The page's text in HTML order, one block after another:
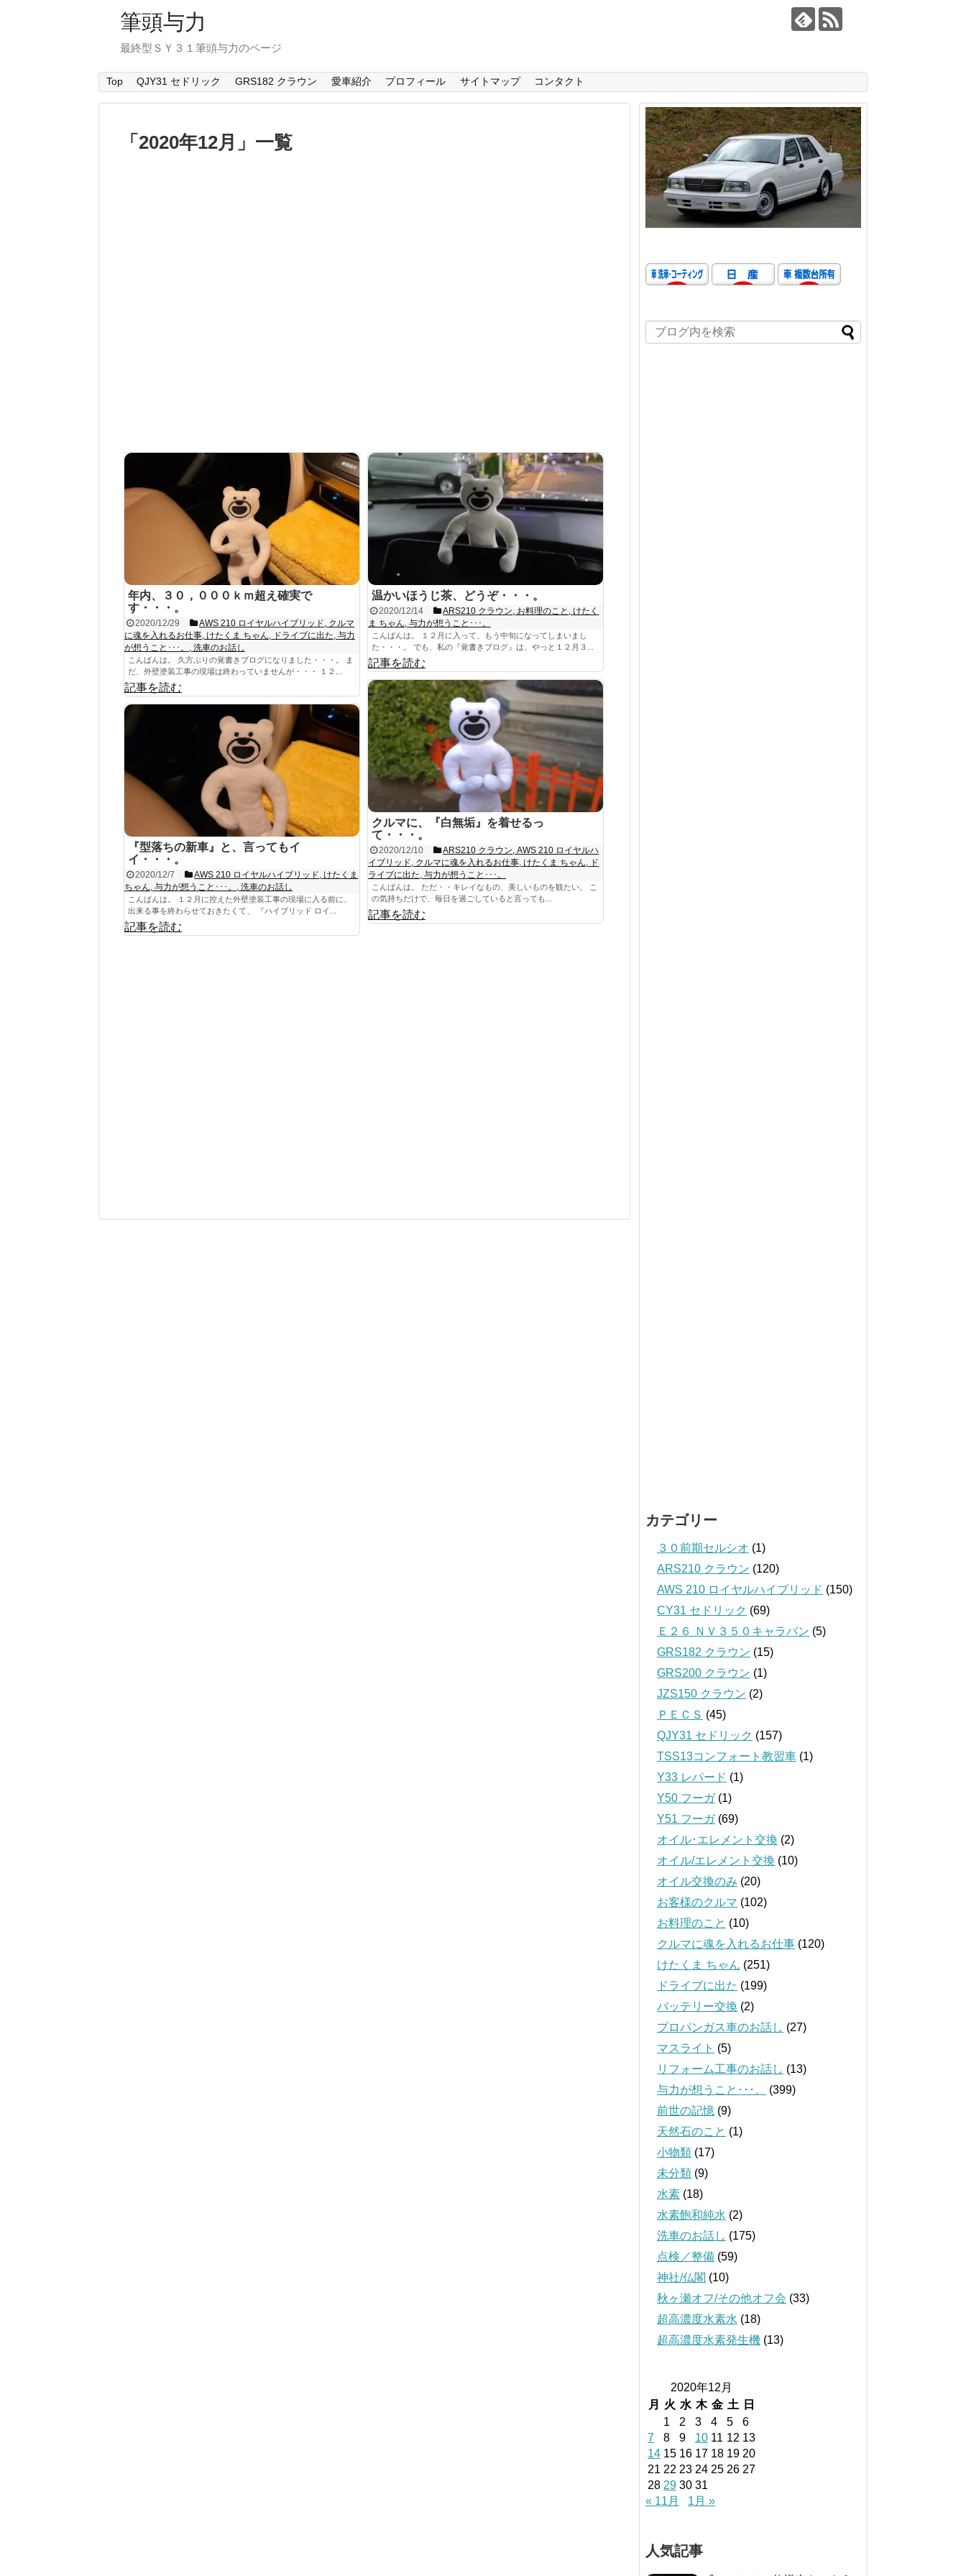
筆頭与力
最終型ＳＹ３１筆頭与力のページ
Top QJY31 セドリック GRS182 クラウン 愛車紹介 プロフィール サイトマップ コンタクト
「 2020年12月 」 一覧
年内、３０，０００ｋｍ超え確実で
す・・・。
2020/12/29 AWS 210 ロイヤルハイブリッド クルマ
に魂を入れるお仕事 けたくま ちゃん ドライブに出た 与力
が想うこと･･･。
洗車のお話し
こんばんは。 久方ぶりの覚書きブログになりました・・・。 ま
だ、外壁塗装工事の現場は終わっていませんが・・・ １２...
記事を読む
温かいほうじ茶、どうぞ・・・。
2020/12/14 ARS210 クラウン お料理のこと
けたく
ま ちゃん 与力が想うこと･･･。
こんばんは。 １２月に入って、もう中旬になってしまいまし
た・・・。 でも、私の『覚書きブログ』は、やっと１２月３...
記事を読む
クルマに、『白無垢』を着せるっ
て・・・。
2020/12/10 ARS210 クラウン ,AWS 210 ロイヤルハ
イブリッド クルマに魂を入れるお仕事 けたくま ちゃん
ド
ライブに出た 与力が想うこと･･･。
こんばんは。 ただ・・キレイなもの、美しいものを観たい。 こ
の気持ちだけで、毎日を過ごしていると言っても...
記事を読む
『型落ちの新車』と、言ってもイ
イ・・・。
2020/12/7 AWS 210 ロイヤルハイブリッド けたくま
ちゃん 与力が想うこと･･･。 洗車のお話し
こんばんは。 １２月に控えた外壁塗装工事の現場に入る前に、
出来る事を終わらせておきたくて、 『ハイブリッド ロイ...
記事を読む
カテゴリー
３０前期セルシオ (1)
ARS210 クラウン (120)
AWS 210 ロイヤルハイブリッド (150)
CY31 セドリック (69)
Ｅ２６ ＮＶ３５０キャラバン (5)
GRS182 クラウン (15)
GRS200 クラウン (1)
JZS150 クラウン (2)
ＰＥＣＳ (45)
QJY31 セドリック (157)
TSS13コンフォート教習車 (1)
Y33 レパード (1)
Y50 フーガ(1)
Y51 フーガ(69)
オイル･エレメント交換 (2)
オイル/エレメント交換 (10)
オイル交換のみ (20)
お客様のクルマ (102)
お料理のこと (10)
クルマに魂を入れるお仕事 (120)
けたくま ちゃん (251)
ドライブに出た (199)
バッテリー交換 (2)
プロパンガス車のお話し (27)
マスライト (5)
リフォーム工事のお話し (13)
与力が想うこと･･･。
(399)
前世の記憶 (9)
天然石のこと (1)
小物類 (17)
未分類 (9)
水素 (18)
水素飽和純水 (2)
洗車のお話し (175)
点検／整備 (59)
神社/仏閣 (10)
秋ヶ瀬オフ/その他オフ会 (33)
超高濃度水素水 (18)
超高濃度水素発生機 (13)
2020年12月
月
火 水 木 金 土
日
1
2 3 4 5
6
7
8 9 10 11 12 13
14 15 16 17 18 19 20
21 22 23 24 25 26 27
28 29 30 31
« 11月
1月 »
人気記事